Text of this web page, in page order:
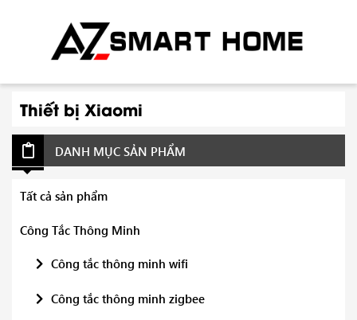
Thiết bị Xiaomi
DANH MỤC SẢN PHẨM
Tất cả sản phẩm
Công Tắc Thông Minh
Công tắc thông minh wifi
Công tắc thông minh zigbee